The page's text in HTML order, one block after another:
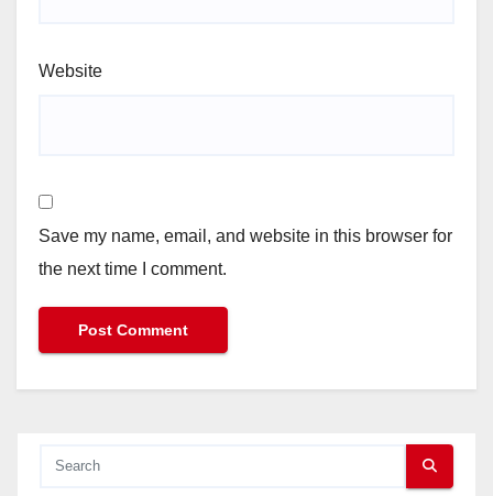
Website
Save my name, email, and website in this browser for
the next time I comment.